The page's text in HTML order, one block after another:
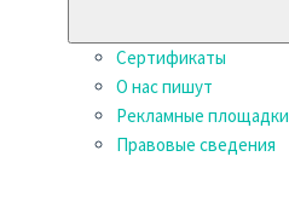
Сертификаты
О нас пишут
Рекламные площадки
Правовые сведения